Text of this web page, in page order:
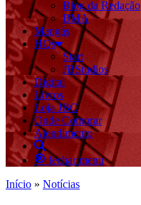
Blog da Redação
BMA
Mangás
HQs
Start
JBStudios
Digital
Livros
Loja JBC
Onde Comprar
Atendimento
fechar menu
Início » Notícias